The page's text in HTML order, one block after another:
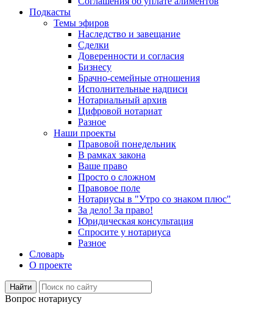
Подкасты
Темы эфиров
Наследство и завещание
Сделки
Доверенности и согласия
Бизнесу
Брачно-семейные отношения
Исполнительные надписи
Нотариальный архив
Цифровой нотариат
Разное
Наши проекты
Правовой понедельник
В рамках закона
Ваше право
Просто о сложном
Правовое поле
Нотариусы в "Утро со знаком плюс"
За дело! За право!
Юридическая консультация
Спросите у нотариуса
Разное
Словарь
О проекте
Вопрос нотариусу